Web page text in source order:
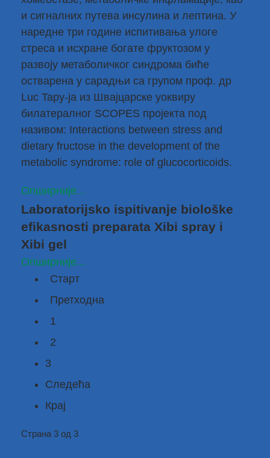
и сигналних путева инсулина и лептина. У
наредне три године испитивања улоге
стреса и исхране богате фруктозом у
развоју метаболичког синдрома биће
остварена у сарадњи са групом проф. др
Luc Tapy-ја из Швајцарске уоквиру
билатералног SCOPES пројекта под
називом: Interactions between stress and
dietary fructose in the development of the
metabolic syndrome: role of glucocorticoids.
Опширније...
Laboratorijsko ispitivanje biološke
efikasnosti preparata Xibi spray i
Xibi gel
Опширније...
Старт
Претходна
1
2
3
Следећа
Крај
Страна 3 од 3